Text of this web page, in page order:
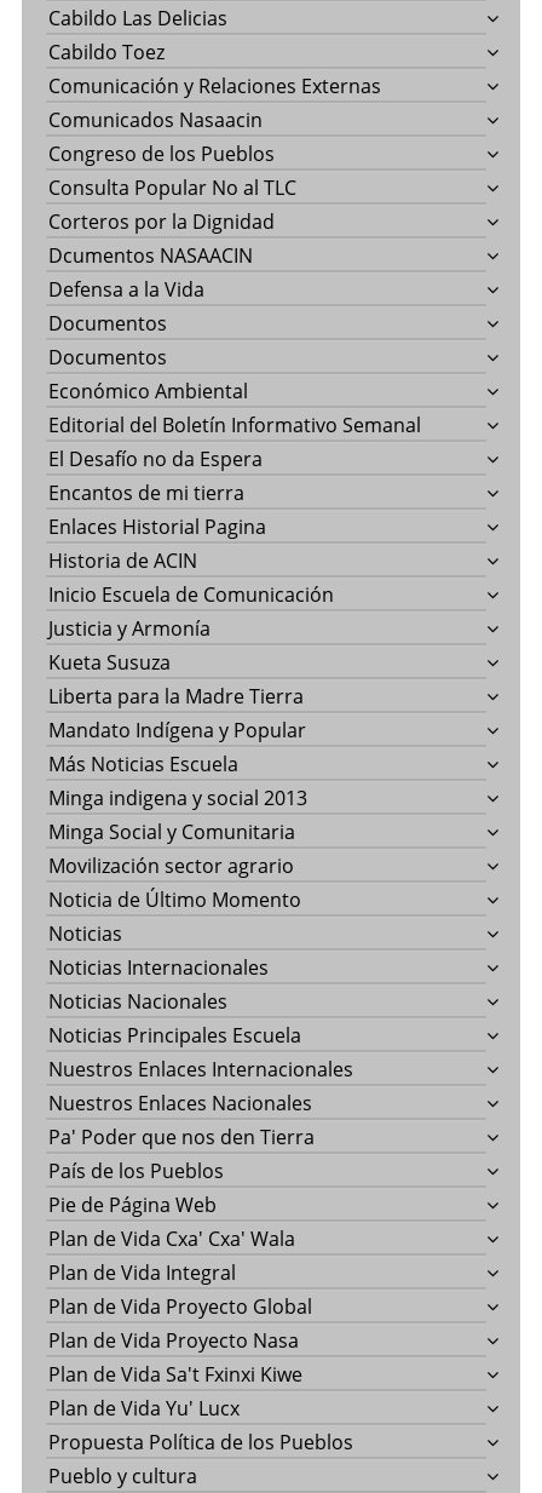
Cabildo Las Delicias
Cabildo Toez
Comunicación y Relaciones Externas
Comunicados Nasaacin
Congreso de los Pueblos
Consulta Popular No al TLC
Corteros por la Dignidad
Dcumentos NASAACIN
Defensa a la Vida
Documentos
Documentos
Económico Ambiental
Editorial del Boletín Informativo Semanal
El Desafío no da Espera
Encantos de mi tierra
Enlaces Historial Pagina
Historia de ACIN
Inicio Escuela de Comunicación
Justicia y Armonía
Kueta Susuza
Liberta para la Madre Tierra
Mandato Indígena y Popular
Más Noticias Escuela
Minga indigena y social 2013
Minga Social y Comunitaria
Movilización sector agrario
Noticia de Último Momento
Noticias
Noticias Internacionales
Noticias Nacionales
Noticias Principales Escuela
Nuestros Enlaces Internacionales
Nuestros Enlaces Nacionales
Pa' Poder que nos den Tierra
País de los Pueblos
Pie de Página Web
Plan de Vida Cxa' Cxa' Wala
Plan de Vida Integral
Plan de Vida Proyecto Global
Plan de Vida Proyecto Nasa
Plan de Vida Sa't Fxinxi Kiwe
Plan de Vida Yu' Lucx
Propuesta Política de los Pueblos
Pueblo y cultura